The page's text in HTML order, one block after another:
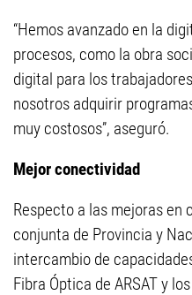
“Hemos avanzado en la
procesos, como la obra
digital para los
nosotros adquirir
muy costosos”, aseguró.
Mejor conectividad
Respecto a las mejoras en
conjunta de Provincia y
intercambio de
Fibra Óptica de ARSAT y